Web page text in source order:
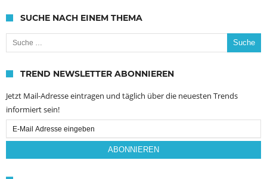
SUCHE NACH EINEM THEMA
Suche nach:
TREND NEWSLETTER ABONNIEREN
Jetzt Mail-Adresse eintragen und täglich über die neuesten Trends
informiert sein!
Email
Subscription
ABONNIEREN